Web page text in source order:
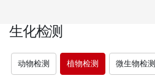
生化检测
动物检测 植物检测 微生物检测